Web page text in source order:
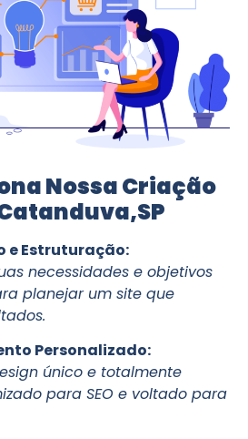
Nossa Criação
e Estruturação:
necessidades e objetivos
planejar um site que
Personalizado:
único e totalmente
para SEO e voltado para